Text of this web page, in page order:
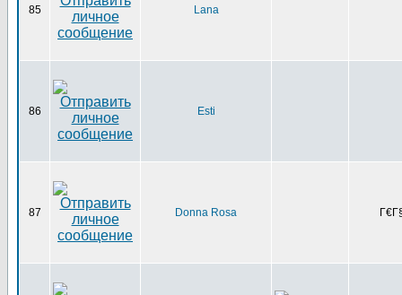
85 Lana
86 Esti
87 Donna Rosa